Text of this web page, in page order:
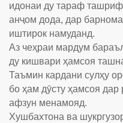
идонаи ду тараф
анҷом дода, дар
иштирок намуданд.
Аз чеҳраи мардум
ду кишвари ҳамсоя
Таъмин кардани сулҳу
бо ҳам дӯсту ҳамсоя
афзун менамояд.
Хушбахтона ва